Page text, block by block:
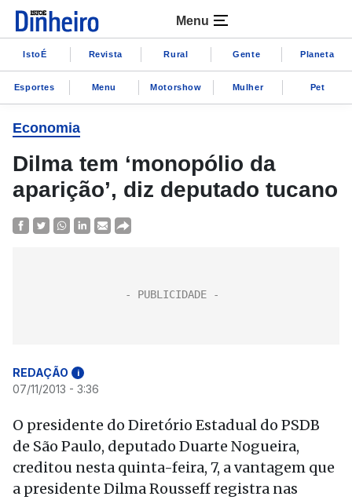
Menu
IstoÉ Revista Rural Gente Planeta
Esportes Menu Motorshow Mulher Pet
Economia
Dilma tem ‘monopólio da
aparição’, diz deputado tucano
REDAÇÃO i
07/11/2013 - 3:36
O presidente do Diretório Estadual do PSDB
de São Paulo, deputado Duarte Nogueira,
creditou nesta quinta-feira, 7, a vantagem que
a presidente Dilma Rousseff registra nas